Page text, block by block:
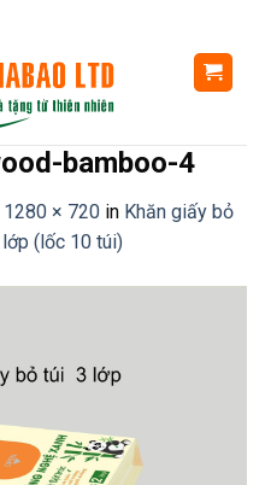
bamboo-4
1280 × 720 in Khăn giấy bỏ
lớp (lốc 10 túi)